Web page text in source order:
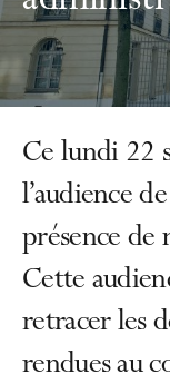
Ce lundi 22
l’audience
présence de
Cette
retracer les
rendues au